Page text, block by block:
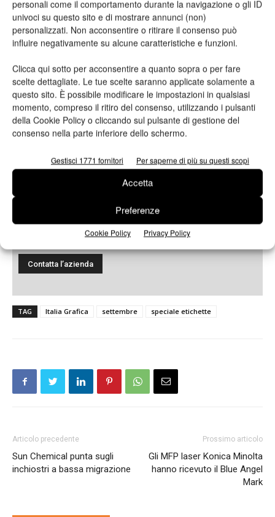
personali come il comportamento durante la navigazione o gli ID
univoci su questo sito e di mostrare annunci (non)
personalizzati. Non acconsentire o ritirare il consenso può
influire negativamente su alcune caratteristiche e funzioni.
Clicca qui sotto per acconsentire a quanto sopra o per fare
scelte dettagliate. Le tue scelte saranno applicate solamente a
questo sito. È possibile modificare le impostazioni in qualsiasi
momento, compreso il ritiro del consenso, utilizzando i pulsanti
della Cookie Policy o cliccando sul pulsante di gestione del
consenso nella parte inferiore dello schermo.
Gestisci 1771 fornitori Per saperne di più su questi scopi
Accetta
Preferenze
Cookie Policy Privacy Policy
Oggetto
Messaggio
Ho letto e accetto l'informativa sulla privacy*
TAG Italia Grafica settembre speciale etichette
Articolo precedente
Sun Chemical punta sugli
inchiostri a bassa migrazione
Prossimo articolo
Gli MFP laser Konica Minolta
hanno ricevuto il Blue Angel
Mark